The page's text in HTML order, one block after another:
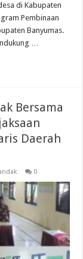
di Kabupaten
Pembinaan
Banyumas.
…
Bersama
Daerah
0